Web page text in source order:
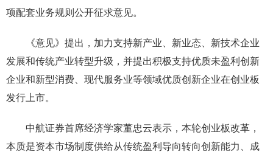
项配套业务规则公开征求意见。
《意见》提出，加力支持新产业、新业态、新技术企业
发展和传统产业转型升级，并提出积极支持优质未盈利创新
企业和新型消费、现代服务业等领域优质创新企业在创业板
发行上市。
中航证券首席经济学家董忠云表示，本轮创业板改革，
本质是资本市场制度供给从传统盈利导向转向创新能力、成